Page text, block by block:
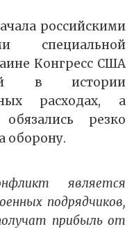
российскими
специальной
Конгресс США
в истории
расходах, а
резко
оборону.
является
подрядчиков,
прибыль от